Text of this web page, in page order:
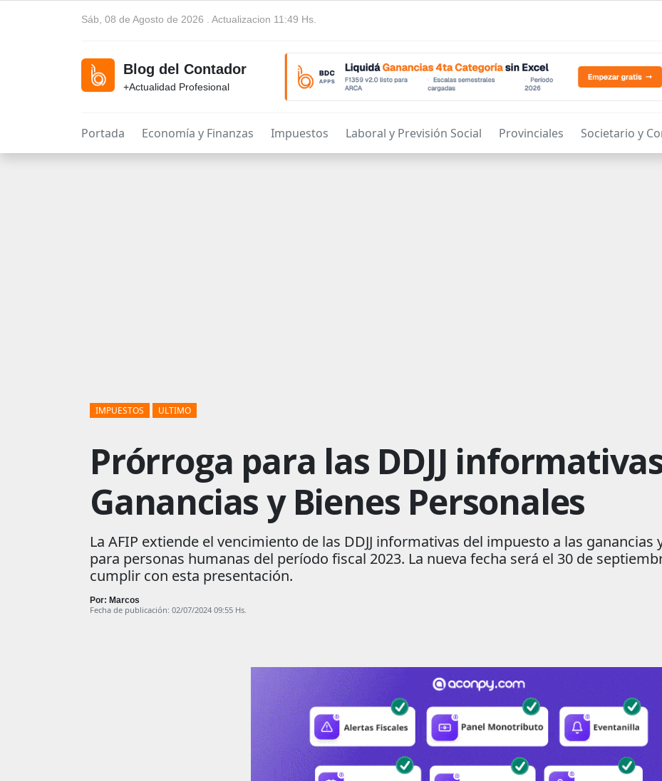
Sáb, 08 de Agosto de 2026 . Actualizacion 11:49 Hs.
Blog del Contador
+Actualidad Profesional
Portada Economía y Finanzas Impuestos Laboral y Previsión Social Provinciales Societario y
IMPUESTOS ULTIMO
Prórroga para las DDJJ
Ganancias y Bienes Personales
La AFIP extiende el vencimiento de las DDJJ informativas del impuesto a las
para personas humanas del período fiscal 2023. La nueva fecha será el 30 de
cumplir con esta presentación.
Por: Marcos
Fecha de publicación: 02/07/2024 09:55 Hs.